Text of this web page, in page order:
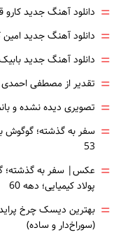
= دانلود آهنگ جدید کارو
= دانلود آهنگ جدید امین
= دانلود آهنگ جدید
= تقدیر از مصطفی احمدی
= تصویری دیده نشده و
=
53
= عکس| سفر به گذشته؛
پولاد کیمیایی؛ دهه 60
= بهترین دیسک چرخ
(سوراخ‌دار و ساده)